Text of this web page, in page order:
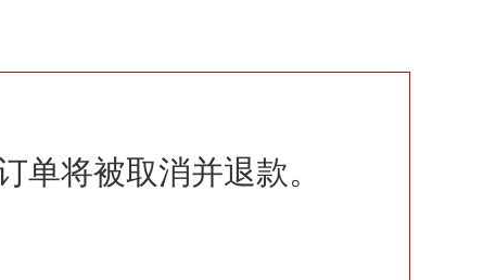
单将被取消并退款。